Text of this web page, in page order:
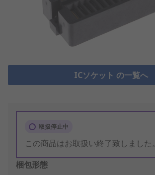
ICソケット の一覧へ
取扱停止中
この商品はお取扱い終了致しました。
梱包形態